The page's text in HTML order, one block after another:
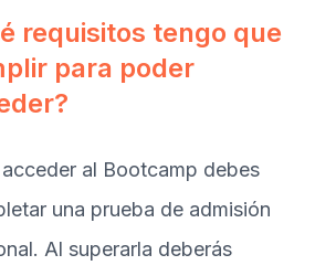
requisitos tengo que
para poder
acceder al Bootcamp debes
una prueba de admisión
Al superarla deberás